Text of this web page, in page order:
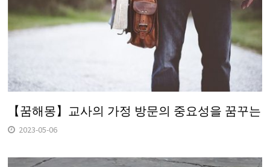
【꿈해몽】교사의 가정 방문의 중요성을 꿈꾸는
2023-05-06